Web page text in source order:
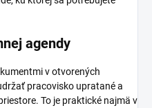
agendy
v otvorených
pracovisko upratané a
To je praktické najmä v